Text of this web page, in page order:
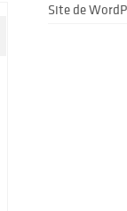
Site de